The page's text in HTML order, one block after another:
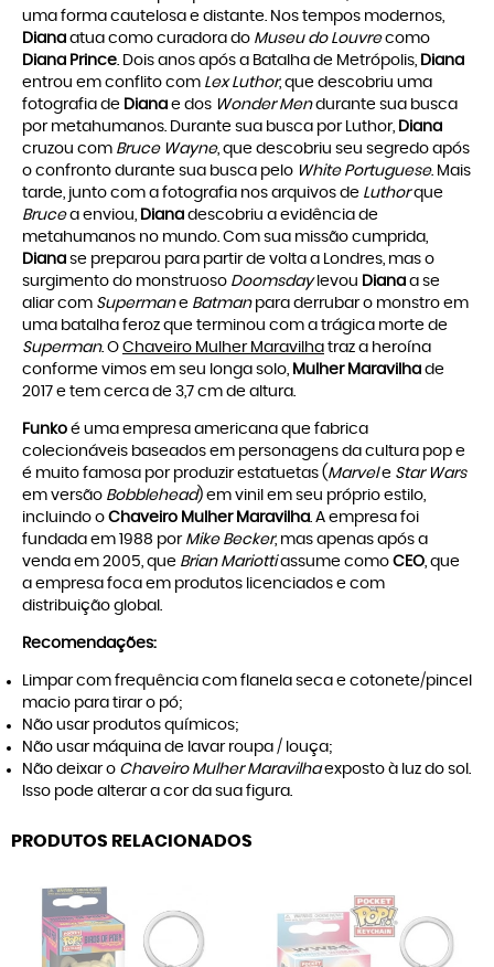
uma forma cautelosa e distante. Nos tempos modernos,
Diana atua como curadora do Museu do Louvrecomo
Diana Prince. Dois anos após a Batalha de Metrópolis, Diana
entrou em conflito com Lex Luthor, que descobriu uma
fotografia de Diana e dos Wonder Mendurante sua busca
por metahumanos. Durante sua busca por Luthor, Diana
cruzou com Bruce Wayne, que descobriu seu segredo após
o confronto durante sua busca pelo White Portuguese. Mais
tarde, junto com a fotografia nos arquivos de Luthorque
Brucea enviou, Diana descobriu a evidência de
metahumanos no mundo. Com sua missão cumprida,
Diana se preparou para partir de volta a Londres, mas o
surgimento do monstruoso Doomsdaylevou Diana a se
aliar com Supermane Batmanpara derrubar o monstro em
uma batalha feroz que terminou com a trágica morte de
Superman. O Chaveiro Mulher Maravilha traz a heroína
conforme vimos em seu longa solo, Mulher Maravilha de
2017 e tem cerca de 3,7 cm de altura.
Funko é uma empresa americana que fabrica
colecionáveis baseados em personagens da cultura pop e
é muito famosa por produzir estatuetas (Marvele Star Wars
em versão Bobblehead) em vinil em seu próprio estilo,
incluindo o Chaveiro Mulher Maravilha. A empresa foi
fundada em 1988 por Mike Becker, mas apenas após a
venda em 2005, que Brian Mariottiassume como CEO, que
a empresa foca em produtos licenciados e com
distribuição global.
Recomendações:
Limpar com frequência com flanela seca e cotonete/pincel
macio para tirar o pó;
Não usar produtos químicos;
Não usar máquina de lavar roupa / louça;
Não deixar o Chaveiro Mulher Maravilhaexposto à luz do sol.
Isso pode alterar a cor da sua figura.
PRODUTOS RELACIONADOS